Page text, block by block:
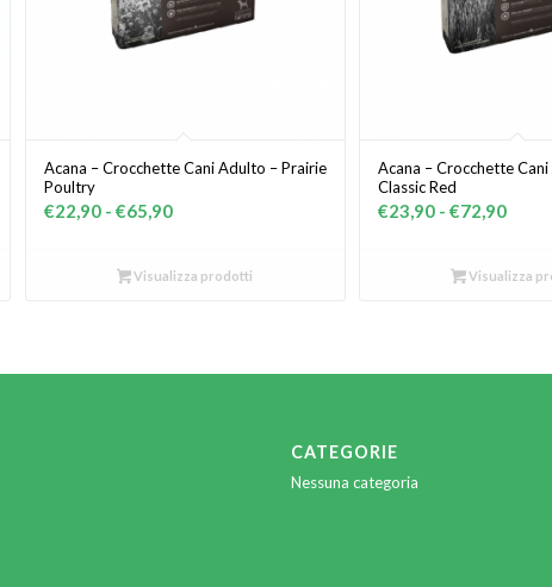
Acana – Crocchette Cani Adulto – Prairie
Poultry
€22,90 - €65,90Fascia
prezzo:
€65,90
Visualizza prodotti
Acana – Crocchette
Classic Red
€23,90 - €72,90Fascia
Visualizza
CATEGORIE
Nessuna categoria